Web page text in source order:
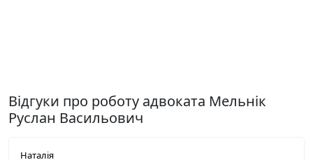
Відгуки про роботу адвоката Мельнік
Руслан Васильович
Наталія